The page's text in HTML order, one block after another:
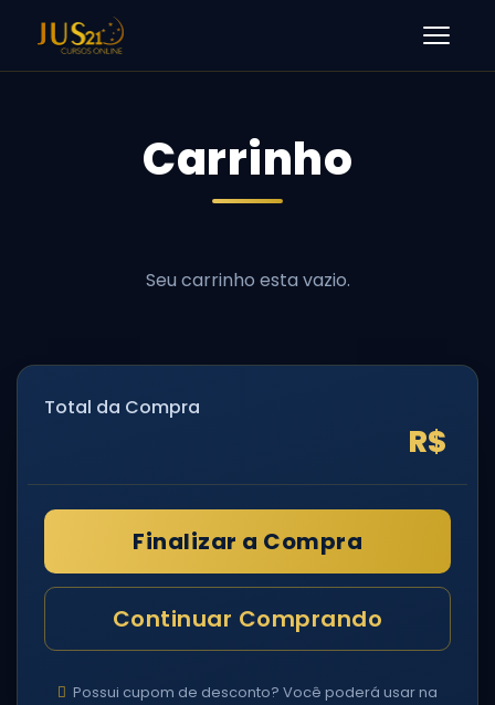
Carrinho
Total da Compra
R$
Finalizar a Compra
Continuar Comprando
Possui cupom de desconto? Você poderá usar na